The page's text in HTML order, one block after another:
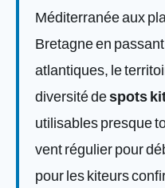
Méditerranée aux
Bretagne en
atlantiques, le
diversité despots
utilisables presque
vent régulier pour
pour les kiteurs